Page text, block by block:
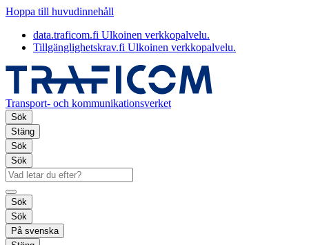
Hoppa till huvudinnehåll
data.traficom.fi Ulkoinen verkkopalvelu.
Tillgänglighetskrav.fi Ulkoinen verkkopalvelu.
Transport- och kommunikationsverket
Sök
Stäng
Sök
Sök
Sök
Sök
På svenska